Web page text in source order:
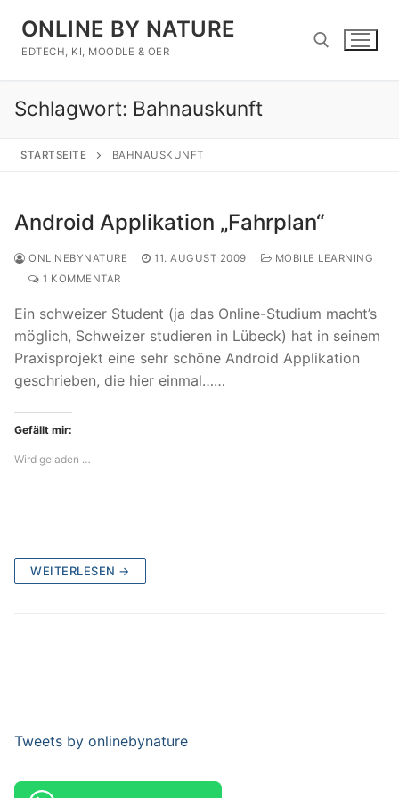
Inhalt
springen
ONLINE BY NATURE
EDTECH, KI, MOODLE & OER
Suchen nach:
Schlagwort: Bahnauskunft
STARTSEITE BAHNAUSKUNFT
Android Applikation „Fahrplan“
ONLINEBYNATURE 11. AUGUST 2009
MOBILE LEARNING
1 KOMMENTAR
Ein schweizer Student (ja das Online-Studium macht’s
möglich, Schweizer studieren in Lübeck) hat in seinem
Praxisprojekt eine sehr schöne Android Applikation
geschrieben, die hier einmal……
Gefällt mir:
Wird geladen …
WEITERLESEN →
Tweets by onlinebynature